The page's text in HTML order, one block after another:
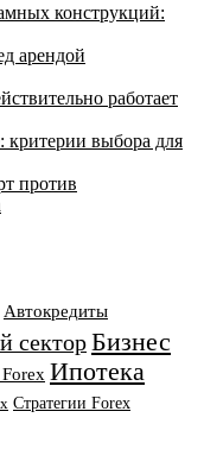
конструкций:
арендой
работает
критерии выбора для
против
Автокредиты
секторБизнес
Ипотека
Стратегии Forex